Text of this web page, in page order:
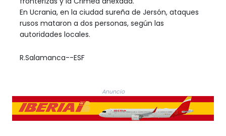
En Ucrania, en la ciudad sureña de Jersón, ataques
rusos mataron a dos personas, según las
autoridades locales.
R.Salamanca--ESF
Anuncio